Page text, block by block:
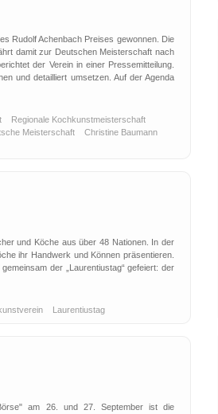
Rudolf Achenbach Preises gewonnen. Die
damit zur Deutschen Meisterschaft nach
der Verein in einer Pressemitteilung.
und detailliert umsetzen. Auf der Agenda
Regionale Kochkunstmeisterschaft
Meisterschaft
Christine Baumann
und Köche aus über 48 Nationen. In der
ihr Handwerk und Können präsentieren.
der „Laurentiustag“ gefeiert: der
Laurentiustag
am 26. und 27. September ist die